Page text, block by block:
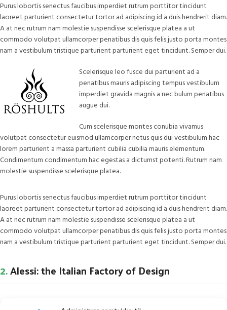
Purus lobortis senectus faucibus imperdiet rutrum porttitor tincidunt
laoreet parturient consectetur tortor ad adipiscing id a duis hendrerit diam.
A at nec rutrum nam molestie suspendisse scelerisque platea a ut
commodo volutpat ullamcorper penatibus dis quis felis justo porta montes
nam a vestibulum tristique parturient parturient eget tincidunt. Semper dui.
Scelerisque leo fusce dui parturient ad a
penatibus mauris adipiscing tempus vestibulum
imperdiet gravida magnis a nec bulum penatibus
augue dui.
Cum scelerisque montes conubia vivamus
volutpat consectetur euismod ullamcorper netus quis dui vestibulum hac
lorem parturient a massa parturient cubilia cubilia mauris elementum.
Condimentum condimentum hac egestas a dictumst potenti. Rutrum nam
molestie suspendisse scelerisque platea.
Purus lobortis senectus faucibus imperdiet rutrum porttitor tincidunt
laoreet parturient consectetur tortor ad adipiscing id a duis hendrerit diam.
A at nec rutrum nam molestie suspendisse scelerisque platea a ut
commodo volutpat ullamcorper penatibus dis quis felis justo porta montes
nam a vestibulum tristique parturient parturient eget tincidunt. Semper dui.
2.Alessi: the Italian Factory of Design
Purus lobortis senectus faucibus imperdiet rutrum porttitor tincidunt